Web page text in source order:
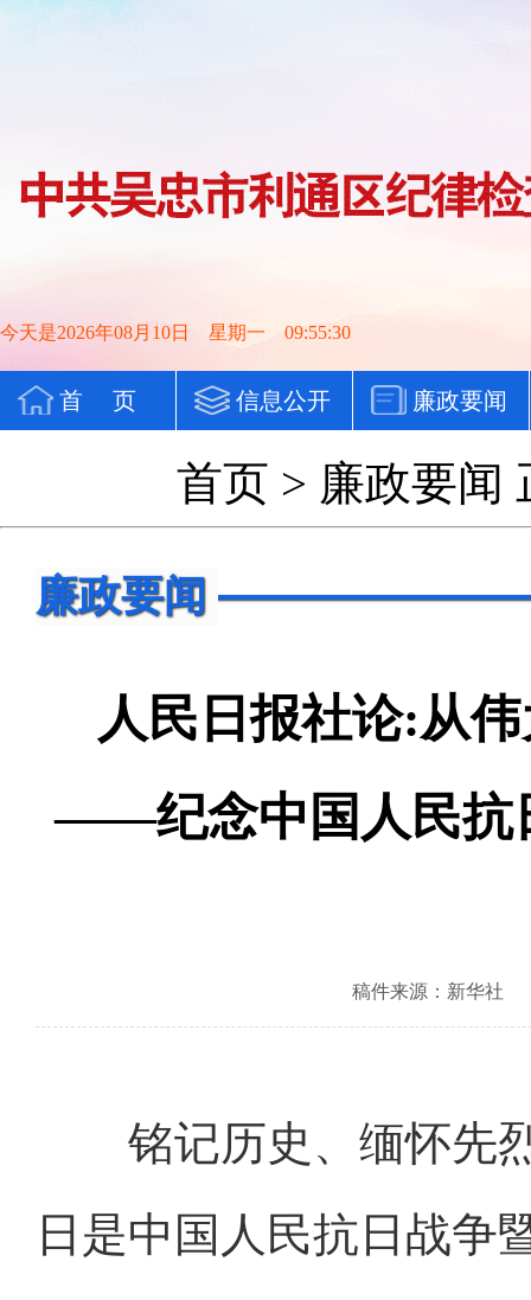
今天是2026年08月10日 星期一 09:55:31
首 页 信息公开 廉政要闻
首页 > 廉政要闻
廉政要闻
人民日报社论:从
——纪念中国人民抗
稿件来源：新华社
铭记历史、缅怀先烈
日是中国人民抗日战争